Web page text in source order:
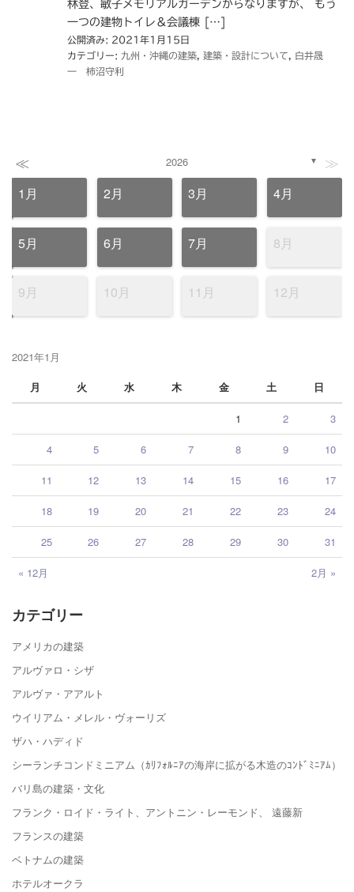
林登、敏子メモリアルガーデンからなりますが、 もう
一つの建物トイレ＆会議棟 […]
公開済み: 2021年1月15日
カテゴリー: 九州・沖縄の建築 建築・設計について
白井晟
一 柿沼守利
≪ 2026 ▼ ≫
1月 2月 3月 4月
5月 6月 7月 8月
9月 10月 11月 12月
2021年1月
月
火 水 木 金 土 日
« 12月 2月 »
1 2 3
4 5 6 7 8 9 10
11 12 13 14 15 16 17
18 19 20 21 22 23 24
25 26 27 28 29 30 31
カテゴリー
アメリカの建築
アルヴァロ・シザ
アルヴァ・アアルト
ウイリアム・メレル・ヴォーリズ
ザハ・ハディド
シーランチコンドミニアム（ｶﾘﾌｫﾙﾆｱの海岸に拡がる木造のｺﾝﾄﾞﾐﾆｱﾑ）
バリ島の建築・文化
フランク・ロイド・ライト、アントニン・レーモンド、 遠藤新
フランスの建築
ベトナムの建築
ホテルオークラ